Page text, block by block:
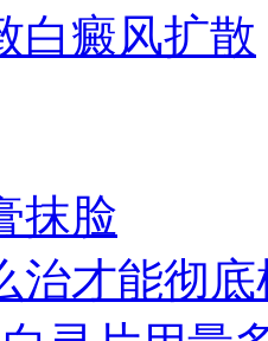
白癜风扩散
抹脸
治才能彻底